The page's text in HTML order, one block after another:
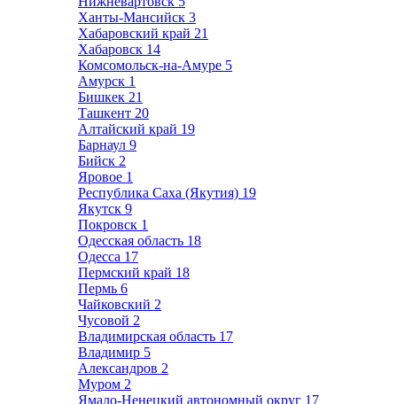
Ханты-Мансийск 3
Хабаровский край 21
Хабаровск 14
Комсомольск-на-Амуре 5
Амурск 1
Бишкек 21
Ташкент 20
Алтайский край 19
Барнаул 9
Бийск 2
Яровое 1
Республика Саха (Якутия) 19
Якутск 9
Покровск 1
Одесская область 18
Одесса 17
Пермский край 18
Пермь 6
Чайковский 2
Чусовой 2
Владимирская область 17
Владимир 5
Александров 2
Муром 2
Ямало-Ненецкий автономный округ 17